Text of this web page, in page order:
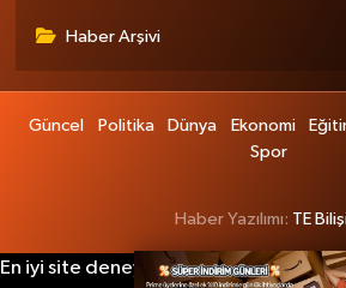
Haber Arşivi
Güncel Politika Dünya Ekonomi
Spor
Haber Yazılımı: TE
En iyi site deneyimi sağlamak için